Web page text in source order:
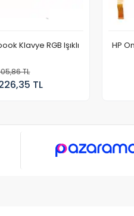
Klavye RGB Işıklı
TL
TL
HP